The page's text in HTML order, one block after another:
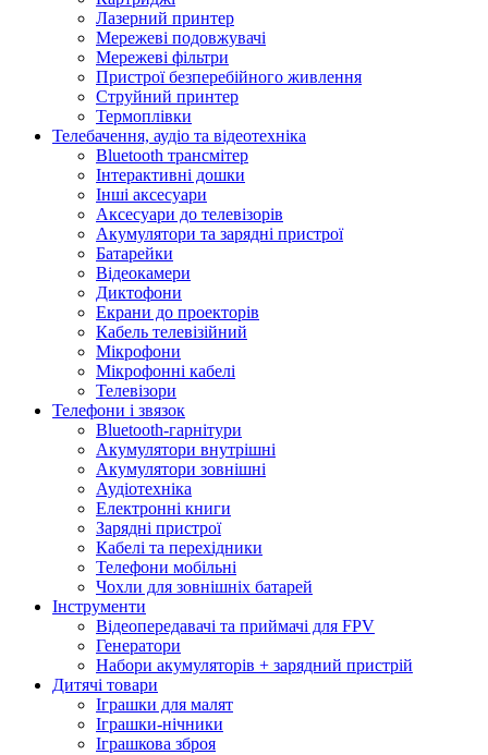
Лазерний принтер
Мережеві подовжувачі
Мережеві фільтри
Пристрої безперебійного живлення
Струйний принтер
Термоплівки
Телебачення, аудіо та відеотехніка
Bluetooth трансмітер
Інтерактивні дошки
Інші аксесуари
Аксесуари до телевізорів
Акумулятори та зарядні пристрої
Батарейки
Відеокамери
Диктофони
Екрани до проекторів
Кабель телевізійний
Мікрофони
Мікрофонні кабелі
Телевізори
Телефони і звязок
Bluetooth-гарнітури
Акумулятори внутрішні
Акумулятори зовнішні
Аудіотехніка
Електронні книги
Зарядні пристрої
Кабелі та перехідники
Телефони мобільні
Чохли для зовнішніх батарей
Інструменти
Відеопередавачі та приймачі для FPV
Генератори
Набори акумуляторів + зарядний пристрій
Дитячі товари
Іграшки для малят
Іграшки-нічники
Іграшкова зброя